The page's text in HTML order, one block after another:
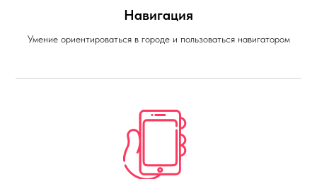
Навигация
Умение ориентироваться в городе и пользоваться навигатором